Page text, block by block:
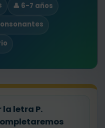
👤 6-7 años
la letra P.